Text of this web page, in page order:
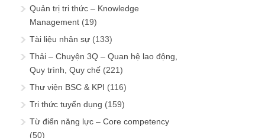
Quản trị tri thức – Knowledge
Management (19)
Tài liệu nhân sự (133)
Thải – Chuyện 3Q – Quan hệ lao động,
Quy trình, Quy chế (221)
Thư viện BSC & KPI (116)
Tri thức tuyển dụng (159)
Từ điển năng lực – Core competency
(50)